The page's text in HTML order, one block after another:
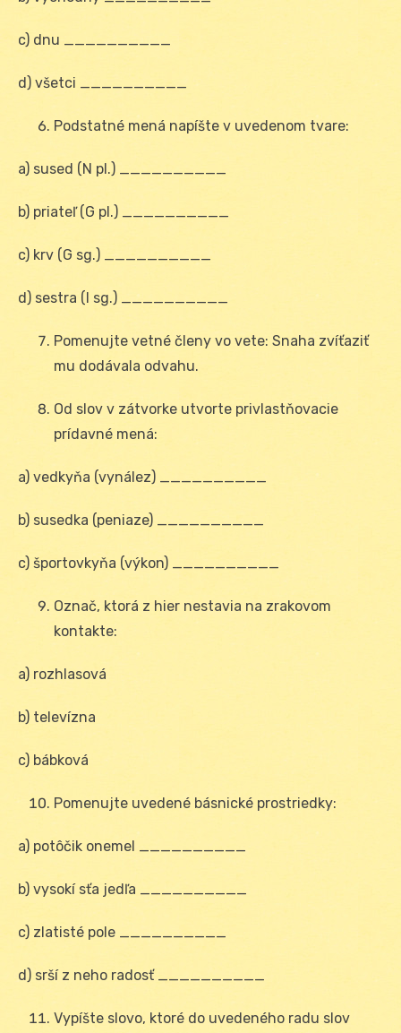
c) dnu __________
d) všetci __________
Podstatné mená napíšte v uvedenom tvare:
a) sused (N pl.) __________
b) priateľ (G pl.) __________
c) krv (G sg.) __________
d) sestra (I sg.) __________
Pomenujte vetné členy vo vete: Snaha zvíťaziť
mu dodávala odvahu.
Od slov v zátvorke utvorte privlastňovacie
prídavné mená:
a) vedkyňa (vynález) __________
b) susedka (peniaze) __________
c) športovkyňa (výkon) __________
Označ, ktorá z hier nestavia na zrakovom
kontakte:
a) rozhlasová
b) televízna
c) bábková
Pomenujte uvedené básnické prostriedky:
a) potôčik onemel __________
b) vysokí sťa jedľa __________
c) zlatisté pole __________
d) srší z neho radosť __________
Vypíšte slovo, ktoré do uvedeného radu slov